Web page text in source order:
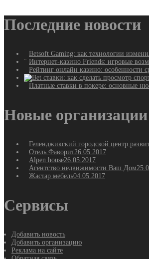
Последние новости
Betsoft Gaming: как технологии
Интернет-казино Friends: игровые
Рейтинг онлайн казино: особенности
Платные ставки в покере: основные
Новые организации
Геленджикский городской центр
Отель Фаворит26.05.2017
Alpen house26.05.2017
Агентство недвижимости Ваш Дом
Жастар мебель04.05.2017
Сервисы
Добавить новость
Добавить организацию
Реклама на сайте